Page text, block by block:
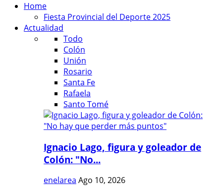
Home
Fiesta Provincial del Deporte 2025
Actualidad
Todo
Colón
Unión
Rosario
Santa Fe
Rafaela
Santo Tomé
Ignacio Lago, figura y goleador de
Colón: "No...
enelarea Ago 10, 2026